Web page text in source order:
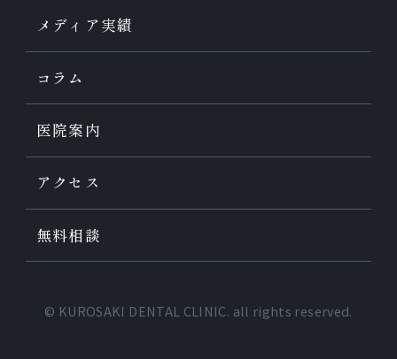
メディア実績
コラム
医院案内
アクセス
無料相談
© KUROSAKI DENTAL CLINIC. all rights reserved.